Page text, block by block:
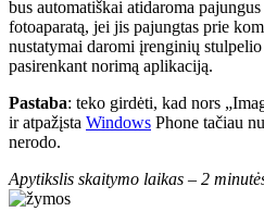
bus automatiškai atidaroma
fotoaparatą, jei jis pajungtas prie
nustatymai daromi įrenginių
pasirenkant norimą aplikaciją.
Pastaba: teko girdėti, kad nors
ir atpažįsta Windows Phone tačiau
nerodo.
Apytikslis skaitymo laikas – 2